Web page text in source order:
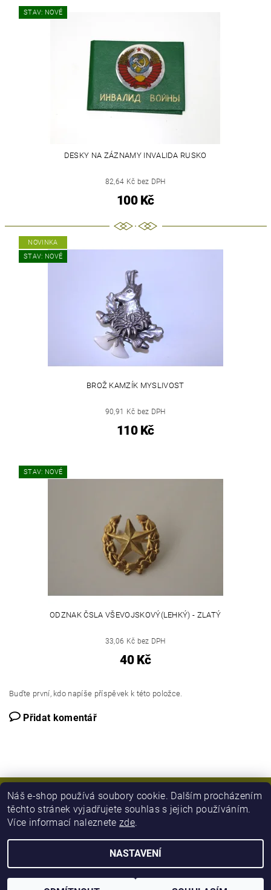
STAV: NOVÉ
DESKY NA ZÁZNAMY INVALIDA RUSKO
82,64 Kč bez DPH
100 Kč
NOVINKA
STAV: NOVÉ
BROŽ KAMZÍK MYSLIVOST
90,91 Kč bez DPH
110 Kč
STAV: NOVÉ
ODZNAK ČSLA VŠEVOJSKOVÝ(LEHKÝ) - ZLATÝ
33,06 Kč bez DPH
40 Kč
Buďte první, kdo napíše příspěvek k této položce.
Přidat komentář
2026 © Army Zboží, všechna práva vyhrazena
Náš e-shop používá soubory cookie. Dalším procházením
těchto stránek vyjadřujete souhlas s jejich používáním.
Více informací naleznetezde.
NASTAVENÍ